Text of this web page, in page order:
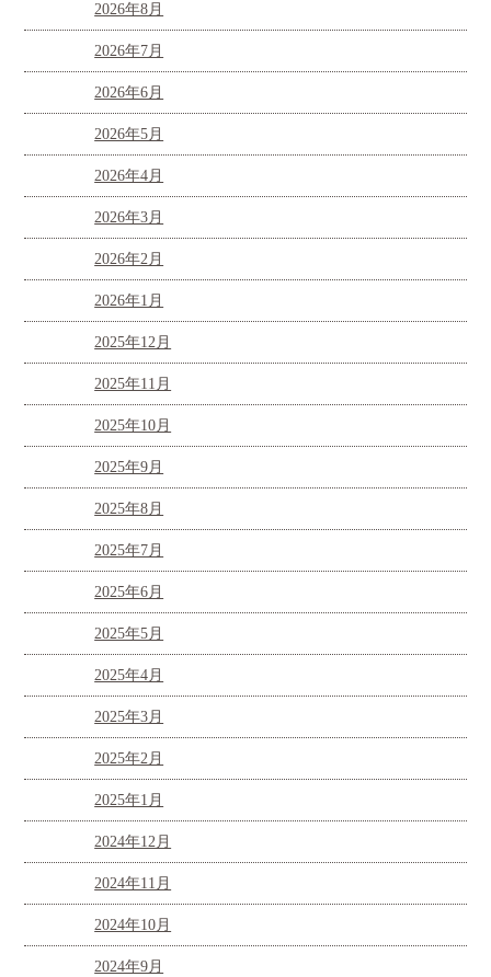
2026年8月
2026年7月
2026年6月
2026年5月
2026年4月
2026年3月
2026年2月
2026年1月
2025年12月
2025年11月
2025年10月
2025年9月
2025年8月
2025年7月
2025年6月
2025年5月
2025年4月
2025年3月
2025年2月
2025年1月
2024年12月
2024年11月
2024年10月
2024年9月